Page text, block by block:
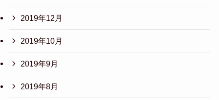
2019年12月
2019年10月
2019年9月
2019年8月